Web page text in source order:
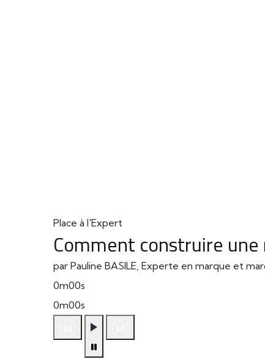
Place à l'Expert
Comment construire
par Pauline BASILE, Experte en marque et
0m00s
0m00s